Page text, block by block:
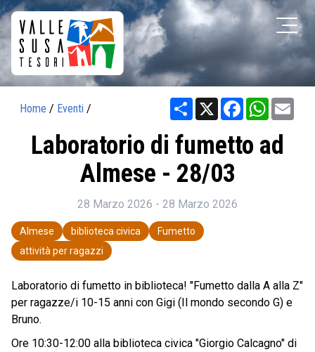
Home / Eventi / Share X Facebook
Laboratorio di fumetto ad
Almese - 28/03
28 Marzo 2026 - 28 Marzo 2026
Almese biblioteca civica
Fumetto
attività per ragazzi
Laboratorio di fumetto in biblioteca! "Fumetto dalla A alla Z"
per ragazze/i 10-15 anni con Gigi (Il mondo secondo G) e
Bruno.
Ore 10:30-12:00 alla biblioteca civica "Giorgio Calcagno" di